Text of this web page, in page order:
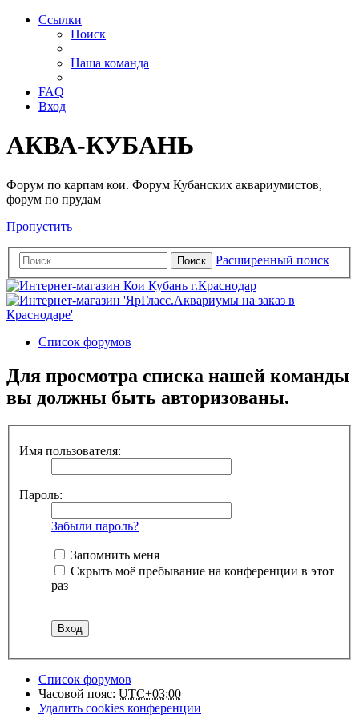
Ссылки
Поиск
Наша команда
FAQ
Вход
АКВА-КУБАНЬ
Форум по карпам кои. Форум Кубанских аквариумистов,
форум по прудам
Пропустить
Поиск Расширенный поиск
Список форумов
Для просмотра списка нашей команды
вы должны быть авторизованы.
Имя пользователя:
Пароль:
Забыли пароль?
Запомнить меня
Скрыть моё пребывание на конференции в этот
раз
Список форумов
Часовой пояс: UTC+03:00
Удалить cookies конференции